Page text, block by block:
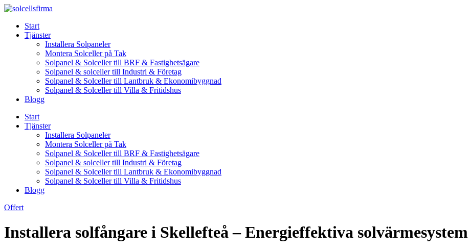
Skip
contentStart
Tjänster
Installera Solpaneler
Montera Solceller på Tak
Solpanel & Solceller till BRF & Fastighetsägare
Solpanel & solceller till Industri & Företag
Solpanel & Solceller till Lantbruk & Ekonomibyggnad
Solpanel & Solceller till Villa & Fritidshus
Blogg
Start
Tjänster
Installera Solpaneler
Montera Solceller på Tak
Solpanel & Solceller till BRF & Fastighetsägare
Solpanel & solceller till Industri & Företag
Solpanel & Solceller till Lantbruk & Ekonomibyggnad
Solpanel & Solceller till Villa & Fritidshus
Blogg
Offert
Installera solfångare i Skellefteå – Energieffektiva solvärmesystem